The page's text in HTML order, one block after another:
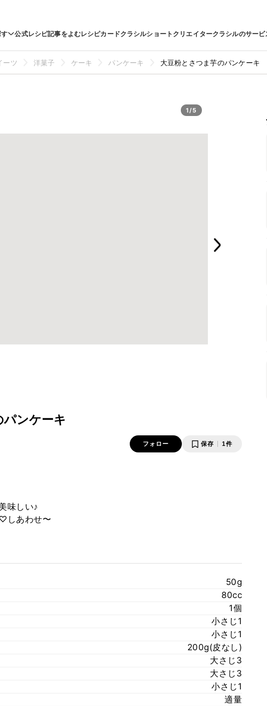
公式レシピ記事をよむレシピカードクラシルショートクリエイタークラシルのサービ
ーツ 洋菓子 ケーキ パンケーキ 大豆粉とさつま芋のパンケーキ
1/5
パンケーキ
フォロー 保存 1件
味しい♪
しあわせ〜
50g
80cc
1個
小さじ1
小さじ1
200g(皮なし)
大さじ3
大さじ3
小さじ1
適量